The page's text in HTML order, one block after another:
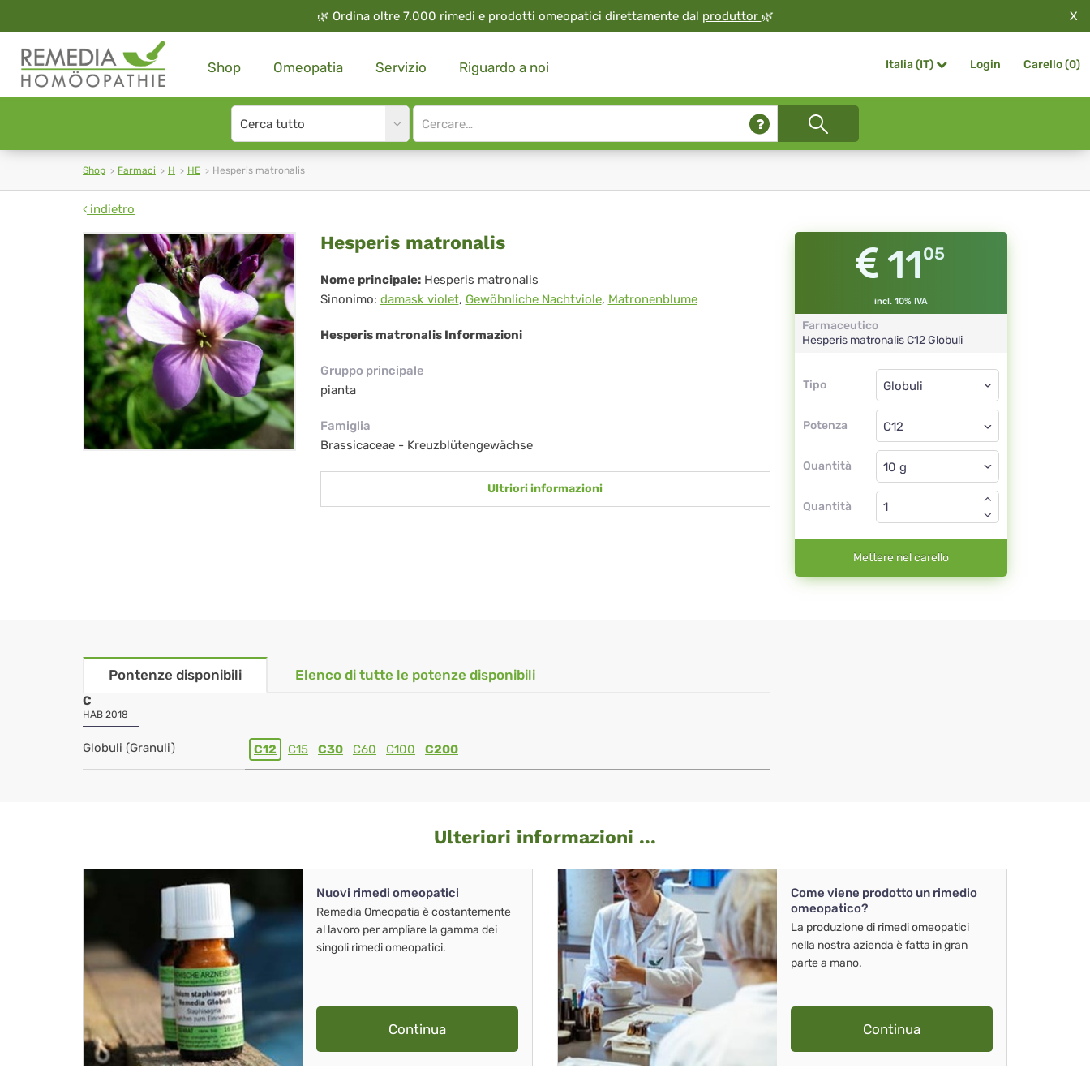
🌿 Ordina oltre 7.000 rimedi e prodotti omeopatici direttamente dal produttor 🌿 X
Shop Omeopatia Servizio Riguardo a noi Italia (IT) Login Carello (0)
Search
type
Site
search
Shop Farmaci H HE Hesperis matronalis
indietro
Hesperis
matronalis
Hesperis matronalis
Nome principale: Hesperis matronalis
Sinonimo: damask violet, Gewöhnliche Nachtviole, Matronenblume
Hesperis matronalis Informazioni
Gruppo principale
pianta
Famiglia
Brassicaceae - Kreuzblütengewächse
Ultriori informazioni
1105
incl. 10% IVA
Farmaceutico
Hesperis matronalisC12 Globuli
Tipo
Tipo
Potenza
Globuli
C12
Quantità
Globuli
Quantità
Mettere nel carello
Pontenze disponibili Elenco di tutte le potenze disponibili
C
HAB 2018
Globuli (Granuli) C12 C15 C30 C60 C100 C200
Ulteriori informazioni ...
Nuovi rimedi omeopatici
Remedia Omeopatia è costantemente
al lavoro per ampliare la gamma dei
singoli rimedi omeopatici.
Continua
Come viene prodotto un rimedio
omeopatico?
La produzione di rimedi omeopatici
nella nostra azienda è fatta in gran
parte a mano.
Continua